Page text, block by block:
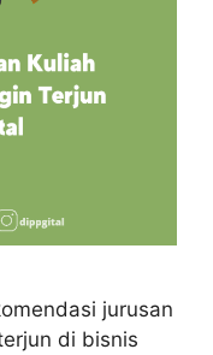
jurusan
di bisnis